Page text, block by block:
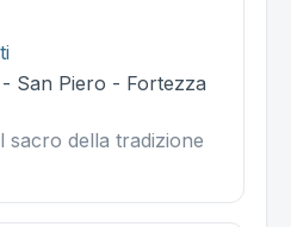
San Piero - Fortezza
sacro della tradizione